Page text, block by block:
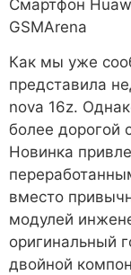
Смартфон
GSMArena
Как мы уже
представила
nova 16z.
более дорогой
Новинка
вместо
модулей
оригинальный
двойной